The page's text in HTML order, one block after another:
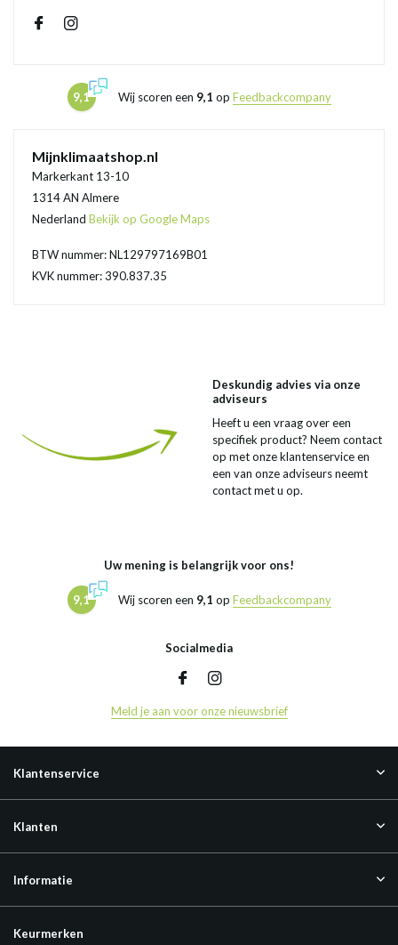
9,1 Wij scoren een 9,1 op Feedbackcompany
Mijnklimaatshop.nl
Markerkant 13-10
1314 AN Almere
Nederland Bekijk op Google Maps
BTW nummer: NL129797169B01
KVK nummer: 390.837.35
Deskundig advies via onze
adviseurs
Heeft u een vraag over een
specifiek product? Neem contact
op met onze klantenservice en
een van onze adviseurs neemt
contact met u op.
Uw mening is belangrijk voor ons!
9,1 Wij scoren een 9,1 op Feedbackcompany
Socialmedia
Meld je aan voor onze nieuwsbrief
Klantenservice
Klanten
Informatie
Keurmerken